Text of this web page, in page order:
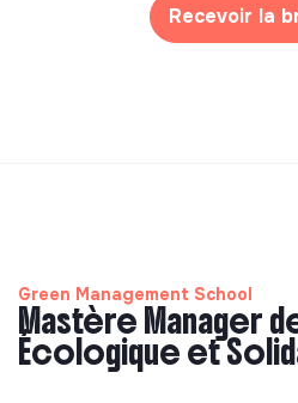
Recevoir la
Green Management School
Mastère Manager
Écologique et